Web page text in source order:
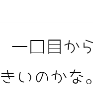
口目から
いのかな